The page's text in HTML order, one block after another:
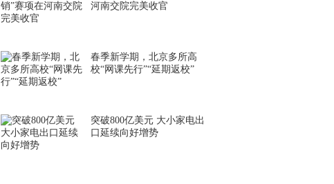
河南交院完美收官
春季新学期，北京多所高
校“网课先行”“延期返校”
突破800亿美元 大小家电出
口延续向好增势